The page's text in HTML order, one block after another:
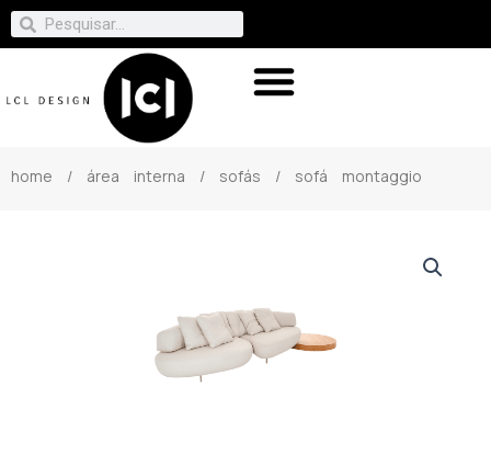
home / área interna / sofás / sofá montaggio